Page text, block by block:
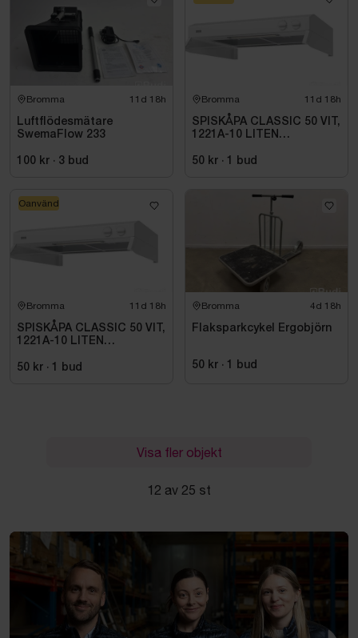
Bromma 11d 18h
Luftflödesmätare
SwemaFlow 233
100 kr · 3 bud
Bromma 11d 18h
SPISKÅPA CLASSIC 50 VIT,
1221A-10 LITEN
50 kr · 1 bud
Bromma 11d 18h
SPISKÅPA CLASSIC 50 VIT,
1221A-10 LITEN
50 kr · 1 bud
Oanvänd
Bromma 4d 18h
Flaksparkcykel Ergobjörn
50 kr · 1 bud
Visa fler objekt
12 av 25 st